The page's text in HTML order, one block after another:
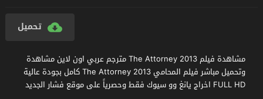
تحميل
مشاهدة فيلم The Attorney 2013 مترجم عربي اون لاين مشاهدة
وتحميل مباشر فيلم المحامي The Attorney 2013 كامل بجودة عالية
FULL HD اخراج يانغ وو سيوك فقط وحصرياً على موقع فشار الجديد